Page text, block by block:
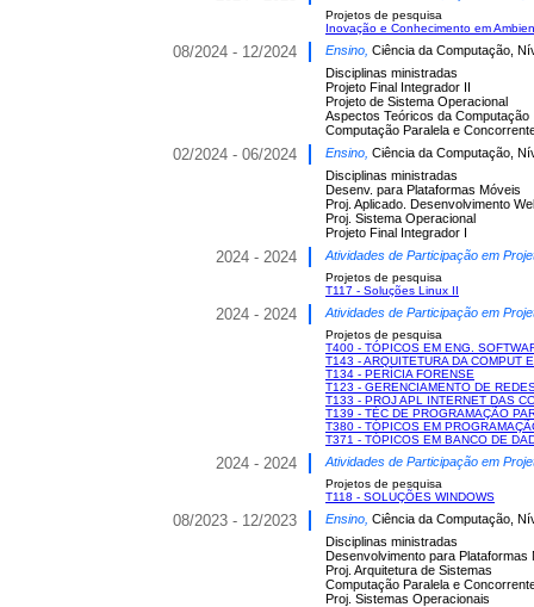
Projetos de pesquisa
Inovação e Conhecimento em
08/2024 - 12/2024 Ensino, Ciência da Computação,
Disciplinas ministradas
Projeto Final Integrador II
Projeto de Sistema Operacional
Aspectos Teóricos da Computação
Computação Paralela e
02/2024 - 06/2024 Ensino, Ciência da Computação,
Disciplinas ministradas
Desenv. para Plataformas Móveis
Proj. Aplicado. Desenvolvimento
Proj. Sistema Operacional
Projeto Final Integrador I
2024 - 2024 Atividades de Participação em
Projetos de pesquisa
T117 - Soluções Linux II
2024 - 2024 Atividades de Participação em
Projetos de pesquisa
T400 - TÓPICOS EM ENG.
T143 - ARQUITETURA DA COMPUT
T134 - PERÍCIA FORENSE
T123 - GERENCIAMENTO DE
T133 - PROJ APL INTERNET DAS
T139 - TÉC DE PROGRAMAÇÃO
T380 - TÓPICOS EM
T371 - TÓPICOS EM BANCO DE
2024 - 2024 Atividades de Participação em
Projetos de pesquisa
T118 - SOLUÇÕES WINDOWS
08/2023 - 12/2023 Ensino, Ciência da Computação,
Disciplinas ministradas
Desenvolvimento para Plataformas
Proj. Arquitetura de Sistemas
Computação Paralela e
Proj. Sistemas Operacionais